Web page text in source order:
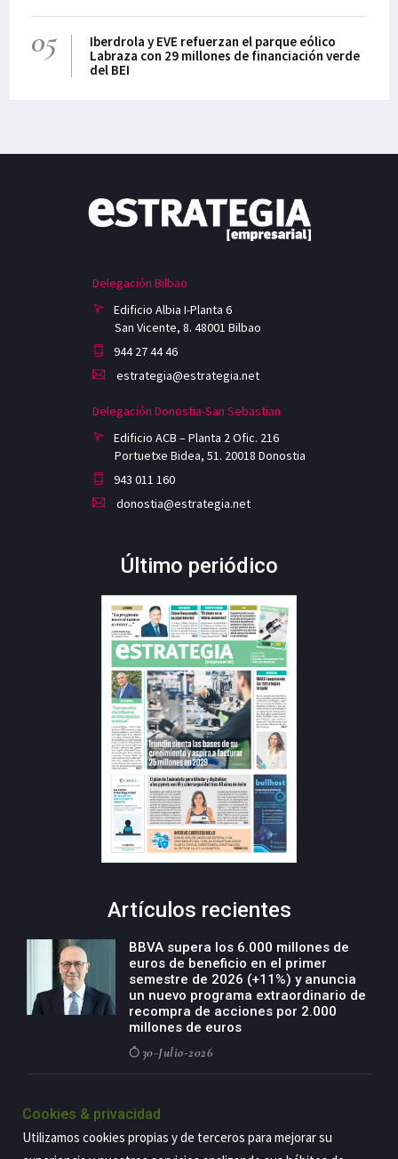
05
Iberdrola y EVE refuerzan el parque eólico
Labraza con 29 millones de financiación verde
del BEI
Delegación Bilbao
Edificio Albia I-Planta 6
San Vicente, 8. 48001 Bilbao
944 27 44 46
estrategia@estrategia.net
Delegación Donostia-San Sebastian
Edificio ACB – Planta 2 Ofic. 216
Portuetxe Bidea, 51. 20018 Donostia
943 011 160
donostia@estrategia.net
Último periódico
Artículos recientes
BBVA supera los 6.000 millones de
euros de beneficio en el primer
semestre de 2026 (+11%) y anuncia
un nuevo programa extraordinario de
recompra de acciones por 2.000
millones de euros
30-Julio-2026
negocio agro con un modelo global
países
Cookies & privacidad
Utilizamos cookies propias y de terceros para mejorar su